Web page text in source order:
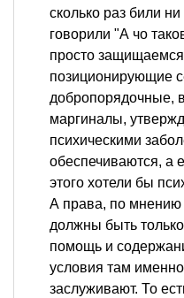
сколько раз били
говорили "А чо
просто
позиционирующие
добропорядочные,
маргиналы,
психическими
обеспечиваются, а
этого хотели бы
А права, по мнению
должны быть
помощь и
условия там именно
заслуживают. То